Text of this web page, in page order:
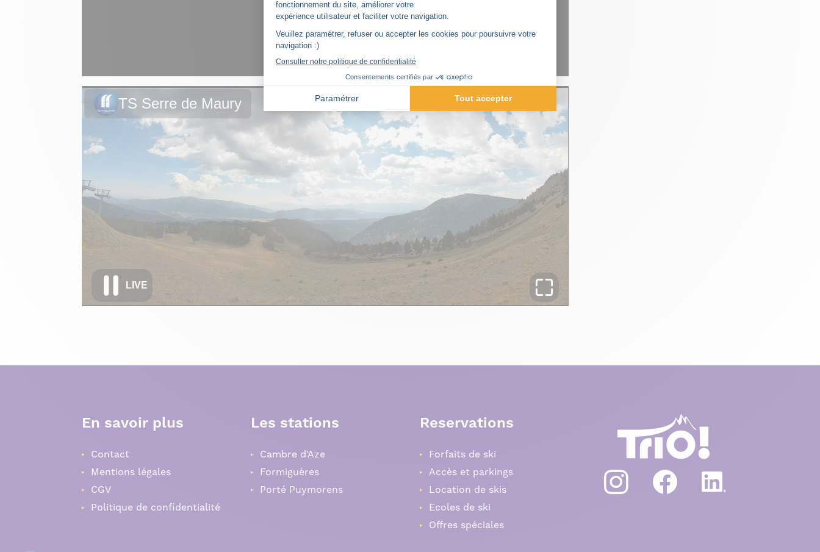
En savoir plus
Contact
Mentions légales
CGV
Politique de confidentialité
Les stations
Cambre d'Aze
Formiguères
Porté Puymorens
Reservations
Forfaits de ski
Accès et parkings
Location de skis
Ecoles de ski
Offres spéciales